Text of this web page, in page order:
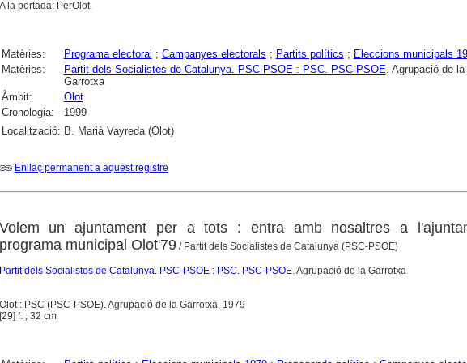
A la portada: PerOlot.
Matèries: Programa electoral ; Campanyes electorals ; Partits polítics ; Eleccions municipals
Matèries:
Partit dels Socialistes de Catalunya. PSC-PSOE : PSC. PSC-PSOE . Agrupació de la
Garrotxa
Àmbit:
Olot
Cronologia:
1999
Localització: B. Marià Vayreda (Olot)
Enllaç permanent a aquest registre
Volem un ajuntament per a tots : entra amb nosaltres a
programa municipal Olot'79/ Partit dels Socialistes de Catalunya (PSC-PSOE)
Partit dels Socialistes de Catalunya. PSC-PSOE : PSC. PSC-PSOE. Agrupació de la Garrotxa
Olot : PSC (PSC-PSOE). Agrupació de la Garrotxa, 1979
[29] f. ; 32 cm